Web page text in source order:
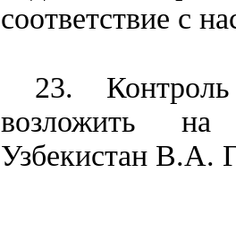
соответствие с
23.
возложить на
Узбекистан В.А.